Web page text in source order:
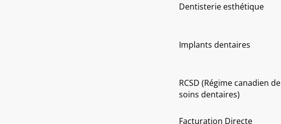
Dentisterie esthétique
Implants dentaires
RCSD (Régime canadien de
soins dentaires)
Facturation Directe